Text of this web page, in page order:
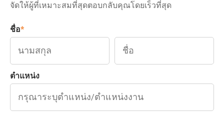
จัดให้ผู้ที่เหมาะสมที่สุดตอบกลับคุณโดยเร็วที่สุด
ชื่อ*
ตำแหน่ง